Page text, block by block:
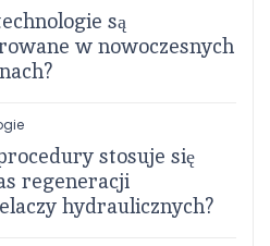
są
w nowoczesnych
stosuje się
regeneracji
hydraulicznych?